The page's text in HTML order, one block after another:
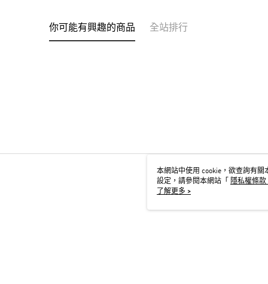
你可能有興趣的商品 全站排行
本網站中使用 cookie，欲查詢有關
設定，請參閱本網站「
隱私權條款
用 cookie。
了解更多 >